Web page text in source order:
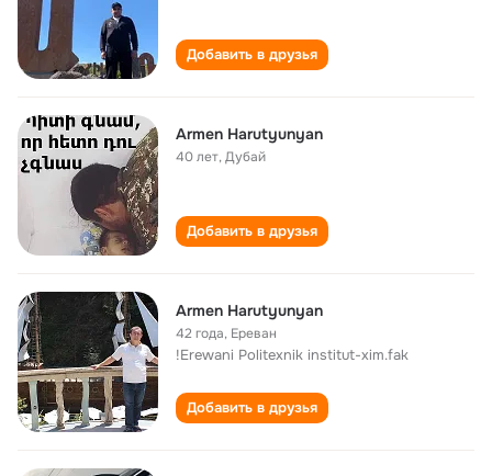
Добавить в друзья
Armen Harutyunyan
40 лет,Дубай
Добавить в друзья
Armen Harutyunyan
42 года, Ереван
!Erewani Politexnik institut-xim.fak
Добавить в друзья